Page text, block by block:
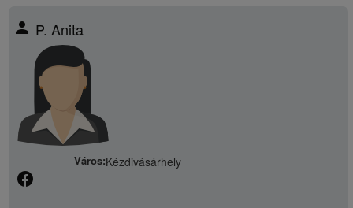
person P. Anita
Város:Kézdivásárhely
facebook